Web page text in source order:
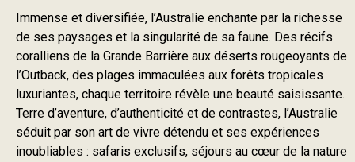
Immense et diversifiée, l’Australie enchante par la richesse
de ses paysages et la singularité de sa faune. Des récifs
coralliens de la Grande Barrière aux déserts rougeoyants de
l’Outback, des plages immaculées aux forêts tropicales
luxuriantes, chaque territoire révèle une beauté saisissante.
Terre d’aventure, d’authenticité et de contrastes, l’Australie
séduit par son art de vivre détendu et ses expériences
inoubliables : safaris exclusifs, séjours au cœur de la nature